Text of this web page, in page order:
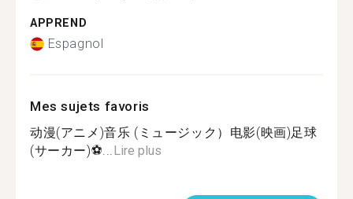
APPREND
Espagnol
Mes sujets favoris
动漫(アニメ)音乐 (ミュージック）电影(映画)足球
(サーカー)⚽...Lire plus